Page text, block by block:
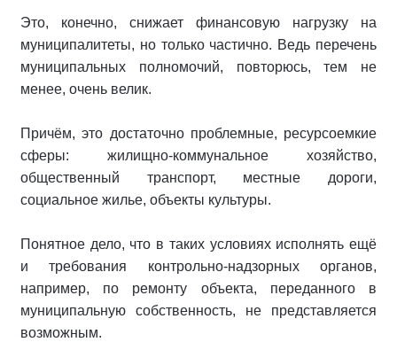
Это, конечно, снижает финансовую нагрузку на
муниципалитеты, но только частично. Ведь перечень
муниципальных полномочий, повторюсь, тем не
менее, очень велик.
Причём, это достаточно проблемные, ресурсоемкие
сферы: жилищно-коммунальное хозяйство,
общественный транспорт, местные дороги,
социальное жилье, объекты культуры.
Понятное дело, что в таких условиях исполнять ещё
и требования контрольно-надзорных органов,
например, по ремонту объекта, переданного в
муниципальную собственность, не представляется
возможным.